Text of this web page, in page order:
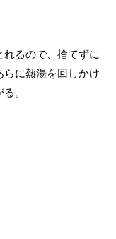
るので、捨てずに
に熱湯を回しかけ
。